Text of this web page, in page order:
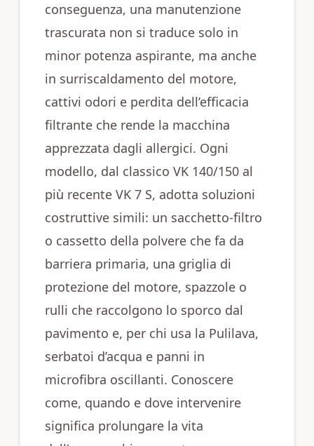
conseguenza, una manutenzione
trascurata non si traduce solo in
minor potenza aspirante, ma anche
in surriscaldamento del motore,
cattivi odori e perdita dell’efficacia
filtrante che rende la macchina
apprezzata dagli allergici. Ogni
modello, dal classico VK 140/150 al
più recente VK 7 S, adotta soluzioni
costruttive simili: un sacchetto‐filtro
o cassetto della polvere che fa da
barriera primaria, una griglia di
protezione del motore, spazzole o
rulli che raccolgono lo sporco dal
pavimento e, per chi usa la Pulilava,
serbatoi d’acqua e panni in
microfibra oscillanti. Conoscere
come, quando e dove intervenire
significa prolungare la vita